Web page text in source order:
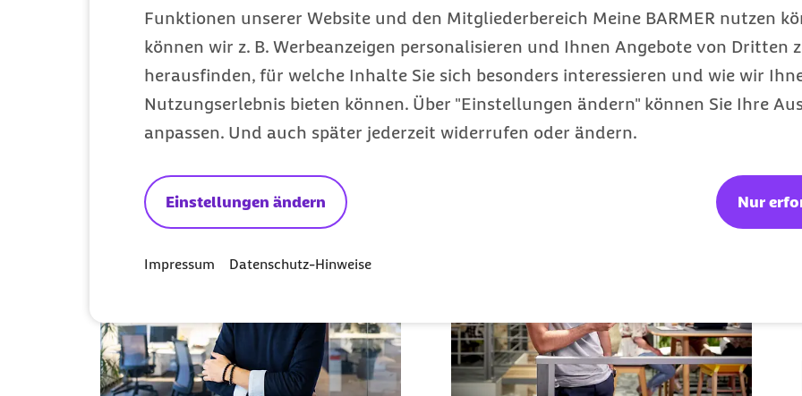
Funktionen unserer Website und den Mitgliederbereich Meine BARMER nutzen
können wir z. B. Werbeanzeigen personalisieren und Ihnen Angebote von Dritten
herausfinden, für welche Inhalte Sie sich besonders interessieren und wie wir
Nutzungserlebnis bieten können. Über "Einstellungen ändern" können Sie Ihre
anpassen. Und auch später jederzeit widerrufen oder ändern.
Einstellungen ändern Nur
Impressum Datenschutz-Hinweise
Diese Artikel könnten Sie auch